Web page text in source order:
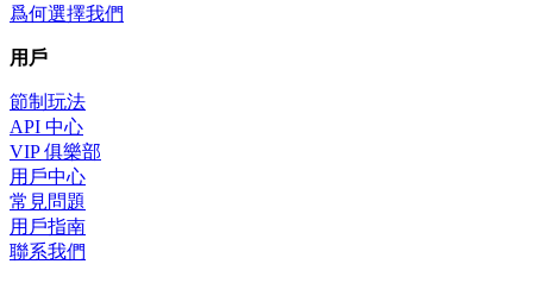
爲何選擇我們
用戶
節制玩法
API 中心
VIP 俱樂部
用戶中心
常見問題
用戶指南
聯系我們